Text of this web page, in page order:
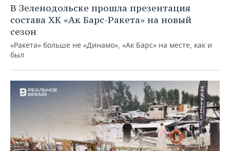
В Зеленодольске прошла презентация
состава ХК «Ак Барс-Ракета» на новый
сезон
«Ракета» больше не «Динамо», «Ак Барс» на месте, как и
был